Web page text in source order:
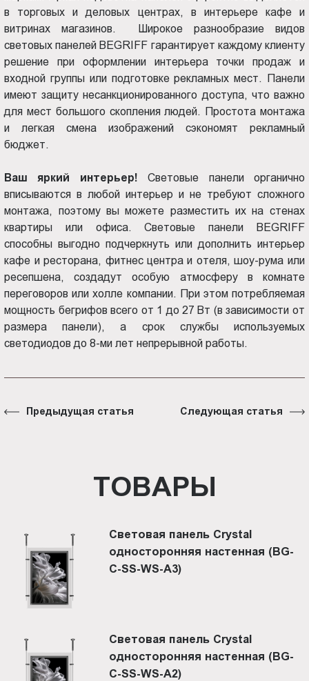
в торговых и деловых центрах, в интерьере кафе и
витринах магазинов. Широкое разнообразие видов
световых панелей BEGRIFF гарантирует каждому клиенту
решение при оформлении интерьера точки продаж и
входной группы или подготовке рекламных мест. Панели
имеют защиту несанкционированного доступа, что важно
для мест большого скопления людей. Простота монтажа
и легкая смена изображений сэкономят рекламный
бюджет.
Ваш яркий интерьер!Световые панели органично
вписываются в любой интерьер и не требуют сложного
монтажа, поэтому вы можете разместить их на стенах
квартиры или офиса. Световые панели BEGRIFF
способны выгодно подчеркнуть или дополнить интерьер
кафе и ресторана, фитнес центра и отеля, шоу-рума или
ресепшена, создадут особую атмосферу в комнате
переговоров или холле компании. При этом потребляемая
мощность бегрифов всего от 1 до 27 Вт (в зависимости от
размера панели), а срок службы используемых
светодиодов до 8-ми лет непрерывной работы.
Предыдущая статья Следующая статья
ТОВАРЫ
Световая панель Crystal
односторонняя настенная (BG-
C-SS-WS-A3)
Световая панель Crystal
односторонняя настенная (BG-
C-SS-WS-A2)